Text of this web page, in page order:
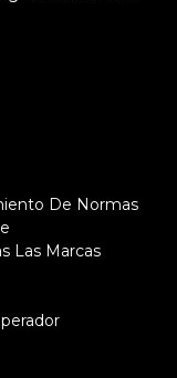
De Normas
Las Marcas